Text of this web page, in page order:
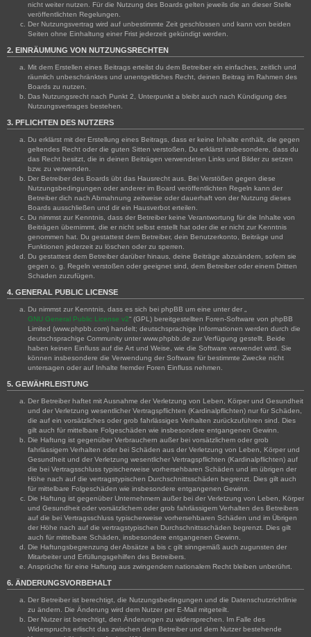
nicht weiter nutzen. Für die Nutzung des Boards gelten jeweils die an dieser Stelle
veröffentlichten Regelungen.
Der Nutzungsvertrag wird auf unbestimmte Zeit geschlossen und kann von beiden
Seiten ohne Einhaltung einer Frist jederzeit gekündigt werden.
2. EINRÄUMUNG VON NUTZUNGSRECHTEN
Mit dem Erstellen eines Beitrags erteilst du dem Betreiber ein einfaches, zeitlich und
räumlich unbeschränktes und unentgeltliches Recht, deinen Beitrag im Rahmen des
Boards zu nutzen.
Das Nutzungsrecht nach Punkt 2, Unterpunkt a bleibt auch nach Kündigung des
Nutzungsvertrages bestehen.
3. PFLICHTEN DES NUTZERS
Du erklärst mit der Erstellung eines Beitrags, dass er keine Inhalte enthält, die gegen
geltendes Recht oder die guten Sitten verstoßen. Du erklärst insbesondere, dass du
das Recht besitzt, die in deinen Beiträgen verwendeten Links und Bilder zu setzen
bzw. zu verwenden.
Der Betreiber des Boards übt das Hausrecht aus. Bei Verstößen gegen diese
Nutzungsbedingungen oder anderer im Board veröffentlichten Regeln kann der
Betreiber dich nach Abmahnung zeitweise oder dauerhaft von der Nutzung dieses
Boards ausschließen und dir ein Hausverbot erteilen.
Du nimmst zur Kenntnis, dass der Betreiber keine Verantwortung für die Inhalte von
Beiträgen übernimmt, die er nicht selbst erstellt hat oder die er nicht zur Kenntnis
genommen hat. Du gestattest dem Betreiber, dein Benutzerkonto, Beiträge und
Funktionen jederzeit zu löschen oder zu sperren.
Du gestattest dem Betreiber darüber hinaus, deine Beiträge abzuändern, sofern sie
gegen o. g. Regeln verstoßen oder geeignet sind, dem Betreiber oder einem Dritten
Schaden zuzufügen.
4. GENERAL PUBLIC LICENSE
Du nimmst zur Kenntnis, dass es sich bei phpBB um eine unter der „
GNU General Public License v2“ (GPL) bereitgestellten Foren-Software von phpBB
Limited (www.phpbb.com) handelt; deutschsprachige Informationen werden durch die
deutschsprachige Community unter www.phpbb.de zur Verfügung gestellt. Beide
haben keinen Einfluss auf die Art und Weise, wie die Software verwendet wird. Sie
können insbesondere die Verwendung der Software für bestimmte Zwecke nicht
untersagen oder auf Inhalte fremder Foren Einfluss nehmen.
5. GEWÄHRLEISTUNG
Der Betreiber haftet mit Ausnahme der Verletzung von Leben, Körper und Gesundheit
und der Verletzung wesentlicher Vertragspflichten (Kardinalpflichten) nur für Schäden,
die auf ein vorsätzliches oder grob fahrlässiges Verhalten zurückzuführen sind. Dies
gilt auch für mittelbare Folgeschäden wie insbesondere entgangenen Gewinn.
Die Haftung ist gegenüber Verbrauchern außer bei vorsätzlichem oder grob
fahrlässigem Verhalten oder bei Schäden aus der Verletzung von Leben, Körper und
Gesundheit und der Verletzung wesentlicher Vertragspflichten (Kardinalpflichten) auf
die bei Vertragsschluss typischerweise vorhersehbaren Schäden und im übrigen der
Höhe nach auf die vertragstypischen Durchschnittsschäden begrenzt. Dies gilt auch
für mittelbare Folgeschäden wie insbesondere entgangenen Gewinn.
Die Haftung ist gegenüber Unternehmern außer bei der Verletzung von Leben, Körper
und Gesundheit oder vorsätzlichem oder grob fahrlässigem Verhalten des Betreibers
auf die bei Vertragsschluss typischerweise vorhersehbaren Schäden und im Übrigen
der Höhe nach auf die vertragstypischen Durchschnittsschäden begrenzt. Dies gilt
auch für mittelbare Schäden, insbesondere entgangenen Gewinn.
Die Haftungsbegrenzung der Absätze a bis c gilt sinngemäß auch zugunsten der
Mitarbeiter und Erfüllungsgehilfen des Betreibers.
Ansprüche für eine Haftung aus zwingendem nationalem Recht bleiben unberührt.
6. ÄNDERUNGSVORBEHALT
Der Betreiber ist berechtigt, die Nutzungsbedingungen und die Datenschutzrichtlinie
zu ändern. Die Änderung wird dem Nutzer per E-Mail mitgeteilt.
Der Nutzer ist berechtigt, den Änderungen zu widersprechen. Im Falle des
Widerspruchs erlischt das zwischen dem Betreiber und dem Nutzer bestehende